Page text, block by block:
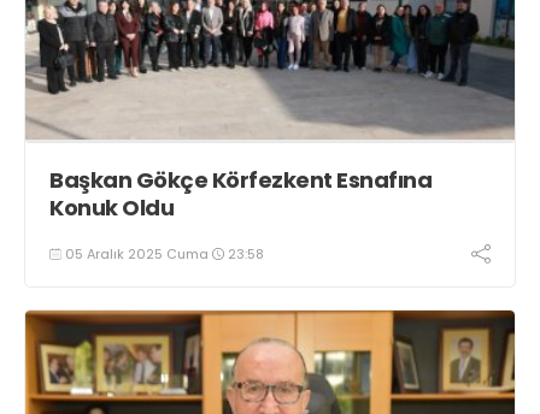
Başkan Gökçe Körfezkent Esnafına
Konuk Oldu
05 Aralık 2025 Cuma 23:58